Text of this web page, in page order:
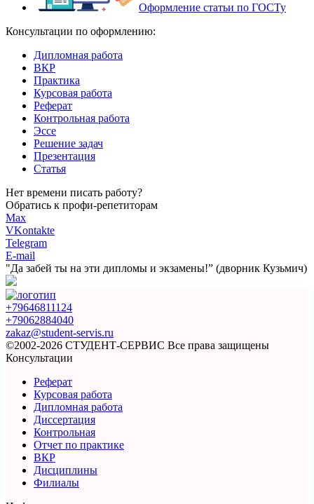
Оформление статьи по ГОСТу
Консультации по оформлению:
Дипломная работа
ВКР
Практика
Курсовая работа
Реферат
Контрольная работа
Эссе
Решение задач
Презентация
Статья
Нет времени писать работу?
Обратись к профи-репетиторам
Max
VKontakte
Telegram
E-mail
"Да забей ты на эти дипломы и экзамены!” (дворник Кузьмич)
+79646811124
+79062884040
zakaz@student-servis.ru
©2002-2026 СТУДЕНТ-СЕРВИС Все права защищены
Консультации
Реферат
Курсовая работа
Дипломная работа
Диссертация
Контрольная
Отчет по практике
ВКР
Дисциплины
Филиалы